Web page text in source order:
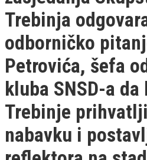
Trebinja
odborničko
Petrovića, šefa
kluba SNSD-a da
Trebinje
nabavku i